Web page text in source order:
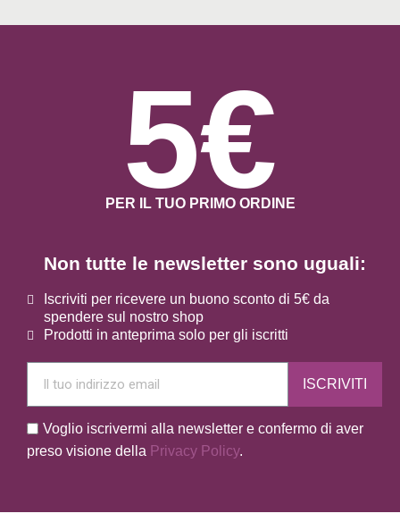
Non tutte le newsletter sono uguali:
Iscriviti per ricevere un buono sconto di 5€ da
spendere sul nostro shop
Prodotti in anteprima solo per gli iscritti
ISCRIVITI
Voglio iscrivermi alla newsletter e confermo di aver
preso visione della Privacy Policy.
5€
PER IL TUO PRIMO ORDINE